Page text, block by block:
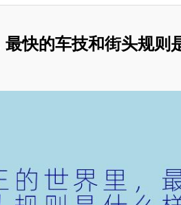
快的车技和街头规则